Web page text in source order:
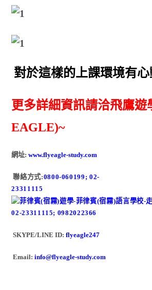
對於這樣的上課環境有心
更多詳細資訊請洽飛鷹遊
EAGLE)~
網址: www.flyeagle-study.com
聯絡方式:0800-060199; 02-
23311115
02-23311115; 0982022366
SKYPE/LINE ID:flyeagle247
Email:info@flyeagle-study.com